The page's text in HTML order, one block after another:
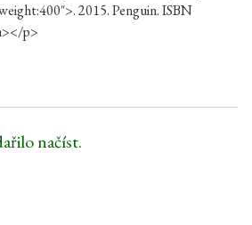
2015. Penguin. ISBN
p>
načíst.